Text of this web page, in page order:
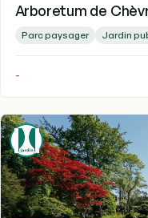
Arboretum de
Parc paysager Jardin
-